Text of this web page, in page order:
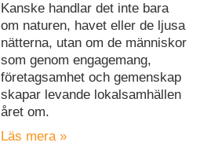
Kanske handlar det inte bara
om naturen, havet eller de ljusa
nätterna, utan om de människor
som genom engagemang,
företagsamhet och gemenskap
skapar levande lokalsamhällen
året om.
Läs mera »